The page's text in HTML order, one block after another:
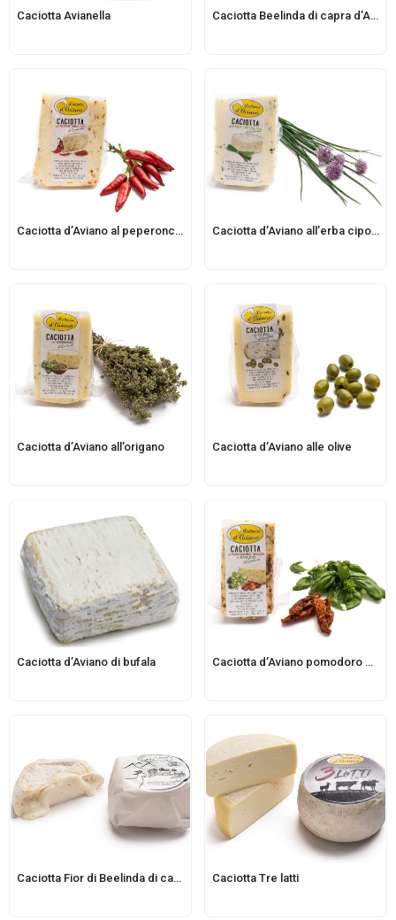
Caciotta Avianella Caciotta Beelinda di capra d’Aviano
Caciotta d’Aviano al peperoncino Caciotta d’Aviano all’erba cipollina
Caciotta d’Aviano all’origano Caciotta d’Aviano alle olive
Caciotta d’Aviano di bufala Caciotta d’Aviano pomodoro e basilico
Caciotta Fior di Beelinda di capra d’Aviano a crosta fiorita Caciotta Tre latti